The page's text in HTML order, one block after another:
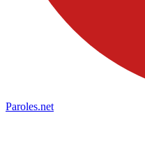
Paroles.net